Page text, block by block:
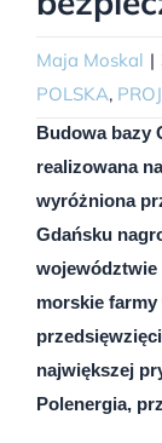
Maja Moskal |
POLSKA,
Budowa bazy
realizowana
wyróżniona
Gdańsku
województwie
morskie farmy
największej
Polenergia,